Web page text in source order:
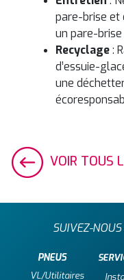
VOIR TOUS
pare-brise et
un pare-
Recyclage:
d’essuie-
une
PNEUS
VL/Utilitaires
SUIVEZ-NOUS